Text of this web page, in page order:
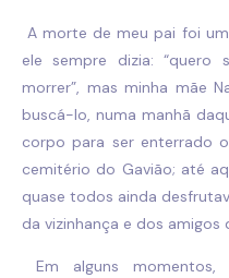
A morte de meu pai foi
ele sempre dizia:
morrer”, mas minha mãe
buscá-lo, numa manhã
corpo para ser enterrado
cemitério do Gavião; até
quase todos ainda
da vizinhança e dos amigos
Em alguns